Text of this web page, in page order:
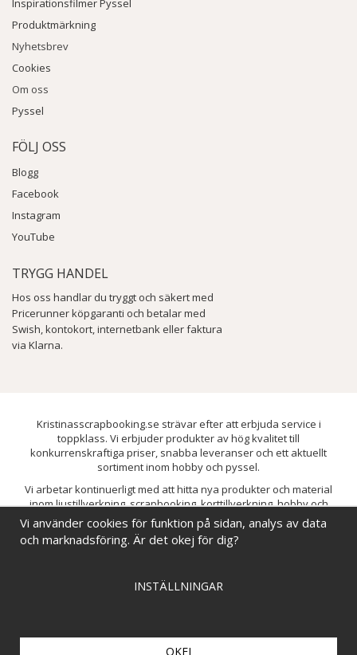
Inspirationsfilmer Pyssel
Produktmärkning
Nyhetsbrev
Cookies
Om oss
Pyssel
FÖLJ OSS
Blogg
Facebook
Instagram
YouTube
TRYGG HANDEL
Hos oss handlar du tryggt och säkert med
Pricerunner köpgaranti och betalar med
Swish, kontokort, internetbank eller faktura
via Klarna.
Kristinasscrapbooking.se strävar efter att erbjuda service i
toppklass. Vi erbjuder produkter av hög kvalitet till
konkurrenskraftiga priser, snabba leveranser och ett aktuellt
sortiment inom hobby och pyssel.
Vi arbetar kontinuerligt med att hitta nya produkter och material
inom ljustillverkning, scrapbooking, korttillverkning, hobby och
pyssel. Målet är att bredda sortimentet och löpande förbättra och
utveckla vårt utbud, så att du alltid kan hitta det du behöver hos oss.
Vi använder cookies för funktion på sidan, analys av data
och marknadsföring. Är det okej för dig?
INSTÄLLNINGAR
OKEJ